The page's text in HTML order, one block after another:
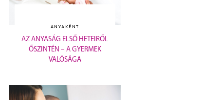
ANYAKÉNT
AZ ANYASÁG ELSŐ HETEIRŐL
ŐSZINTÉN – A GYERMEK
VALÓSÁGA